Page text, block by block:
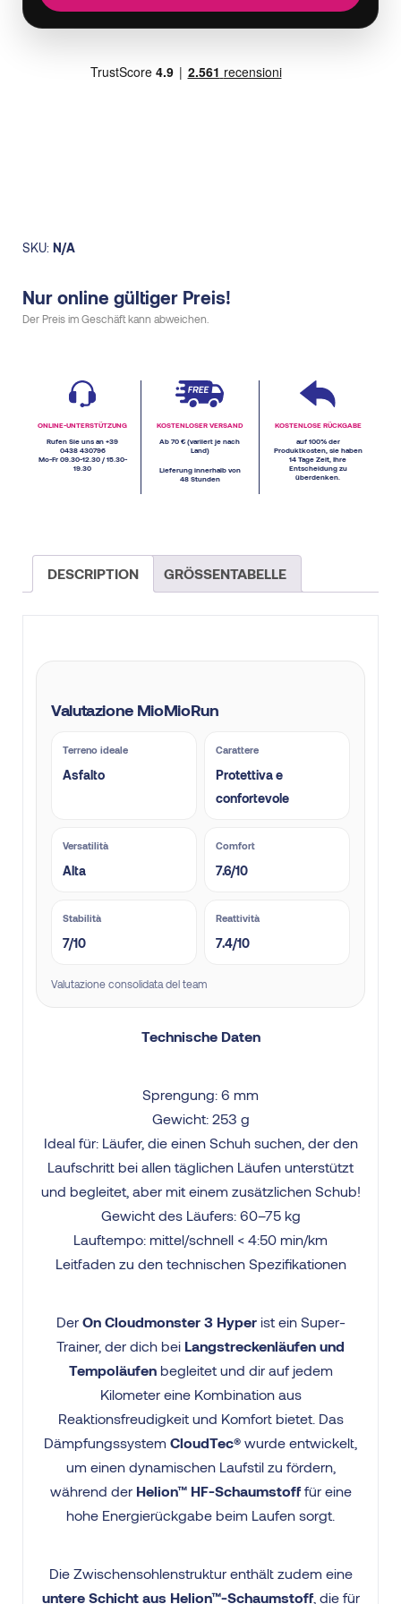
SKU: N/A
Nur online gültiger Preis!
Der Preis im Geschäft kann abweichen.
ONLINE-UNTERSTÜTZUNG
Rufen Sie uns an +39
0438 430796
Mo-Fr 09.30-12.30 / 15.30-
19.30
KOSTENLOSER VERSAND
Ab 70 € (variiert je nach
Land)
Lieferung innerhalb von
48 Stunden
KOSTENLOSE RÜCKGABE
auf 100% der
Produktkosten, sie haben
14 Tage Zeit, Ihre
Entscheidung zu
überdenken.
DESCRIPTION GRÖSSENTABELLE
Valutazione MioMioRun
Terreno ideale
Asfalto
Carattere
Protettiva e
confortevole
Versatilità
Alta
Comfort
7.6/10
Stabilità
7/10
Reattività
7.4/10
Valutazione consolidata del team
Technische Daten
Sprengung: 6 mm
Gewicht: 253 g
Ideal für: Läufer, die einen Schuh suchen, der den
Laufschritt bei allen täglichen Läufen unterstützt
und begleitet, aber mit einem zusätzlichen Schub!
Gewicht des Läufers: 60–75 kg
Lauftempo: mittel/schnell < 4:50 min/km
Leitfaden zu den technischen Spezifikationen
Der On Cloudmonster 3 Hyperist ein Super-
Trainer, der dich bei Langstreckenläufen und
Tempoläufenbegleitet und dir auf jedem
Kilometer eine Kombination aus
Reaktionsfreudigkeit und Komfort bietet. Das
Dämpfungssystem CloudTec® wurde entwickelt,
um einen dynamischen Laufstil zu fördern,
während der Helion™ HF-Schaumstofffür eine
hohe Energierückgabe beim Laufen sorgt.
Die Zwischensohlenstruktur enthält zudem eine
untere Schicht aus Helion™-Schaumstoff, die für